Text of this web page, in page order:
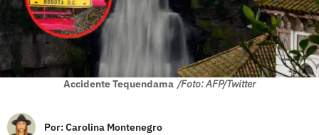
Accidente Tequendama /Foto: AFP/Twitter
Por:Carolina Montenegro